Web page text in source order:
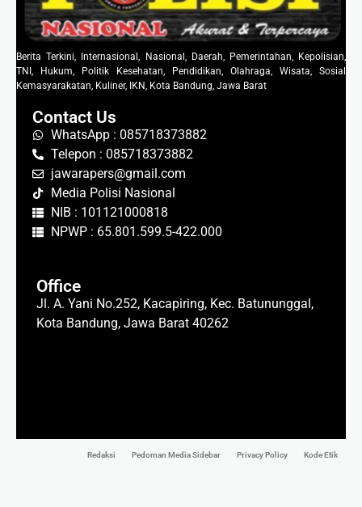
Berita Terkini, Internasional, Nasional, Daerah, Pemerintahan, Kepolisian,
TNI, Hukum, Politik Kesehatan, Pendidikan, Olahraga, Wisata, Sosial
Kemasyarakatan, Kuliner, IKN, Kota Bandung, Jawa Barat
Contact Us
WhatsApp : 085718373882
Telepon : 085718373882
jawarapers@gmail.com
Media Polisi Nasional
NIB : 101121000818
NPWP : 65.801.599.5-422.000
Office
Jl. A. Yani No.252, Kacapiring, Kec. Batununggal,
Kota Bandung, Jawa Barat 40262
Redaksi Pedoman Media Sidebar Privacy Policy Kode Etik